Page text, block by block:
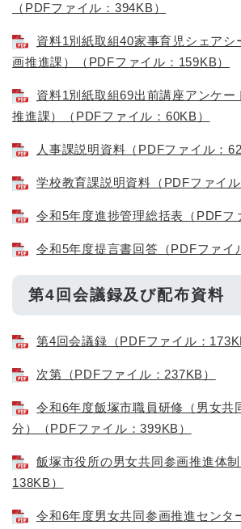
（PDFファイル：394KB）
資料1別紙取組40家事育児シェアシ
画推進課）（PDFファイル：159KB）
資料1別紙取組69出前講座アンケー
推進課）（PDFファイル：60KB）
人事課説明資料（PDFファイル：
学校教育課説明資料（PDFファイル
令和5年度進捗管理総括表（PDFフ
令和5年度提言書回答（PDFファイ
第4回会議録及び配布資料
第4回会議録（PDFファイル：
次第（PDFファイル：237KB）
令和6年度飯塚市職員研修（男女共
分）（PDFファイル：399KB）
飯塚市役所の男女共同参画推進体
138KB）
令和6年度男女共同参画推進センタ